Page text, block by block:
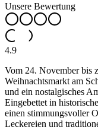
Unsere Bewertung
4.9
Vom 24. November bis
Weihnachtsmarkt am
und ein nostalgisches
Eingebettet in
einen stimmungsvoller
Leckereien und